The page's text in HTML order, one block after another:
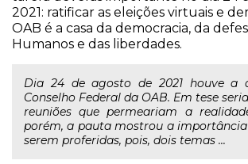
2021: ratificar as eleições virtuais e
OAB é a casa da democracia, da
Humanos e das liberdades.
Dia 24 de agosto de 2021 houve a
Conselho Federal da OAB. Em tese
reuniões que permeariam a
porém, a pauta mostrou a importância
serem proferidas, pois, dois temas ...